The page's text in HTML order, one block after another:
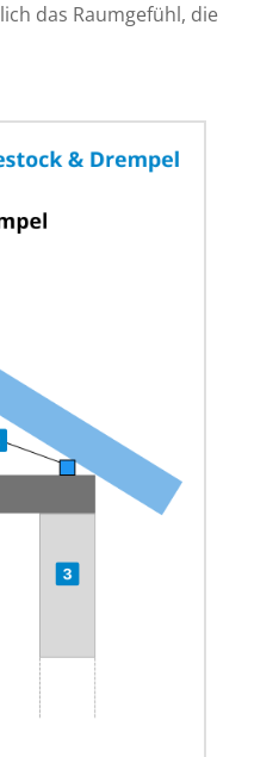
das Raumgefühl, die